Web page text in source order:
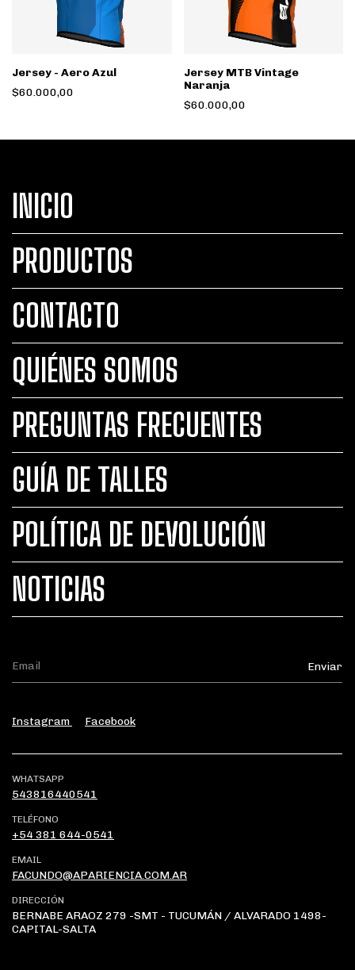
Jersey - Aero Azul
$60.000,00
Jersey MTB Vintage
Naranja
$60.000,00
INICIO
PRODUCTOS
CONTACTO
QUIÉNES SOMOS
PREGUNTAS FRECUENTES
GUÍA DE TALLES
POLÍTICA DE DEVOLUCIÓN
NOTICIAS
Instagram Facebook
WHATSAPP
543816440541
TELÉFONO
+54 381 644-0541
EMAIL
FACUNDO@APARIENCIA.COM.AR
DIRECCIÓN
BERNABE ARAOZ 279 -SMT - TUCUMÁN / ALVARADO 1498-
CAPITAL-SALTA